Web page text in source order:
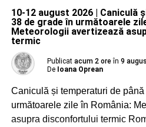
10-12 august 2026 | Caniculă
38 de grade în următoarele
Meteorologii avertizează
termic
Publicat acum 2 ore în 9
De Ioana Oprean
Caniculă și temperaturi de
următoarele zile în România:
asupra disconfortului termic